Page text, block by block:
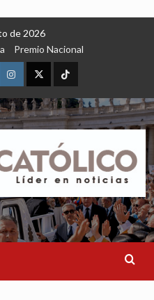
de 2026
Premio Nacional
Instagram
X TikTok